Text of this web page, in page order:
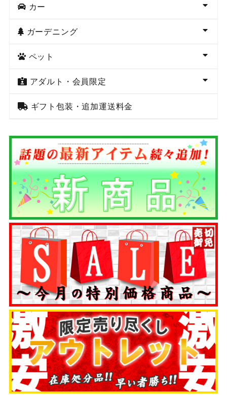
カー
ガーデニング
ペット
アダルト・会員限定
ギフト包装・追加運送料金